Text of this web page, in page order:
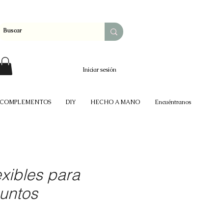
Iniciar sesión
COMPLEMENTOS DIY HECHO A MANO Encuéntranos
para